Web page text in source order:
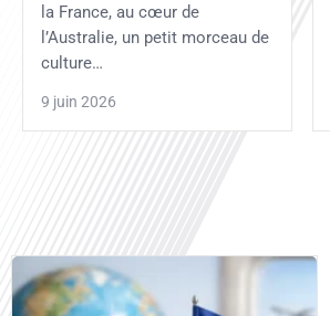
la France, au cœur de
l’Australie, un petit morceau de
culture…
9 juin 2026